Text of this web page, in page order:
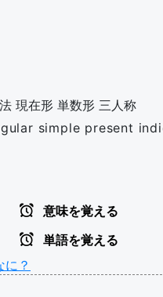
現在形 単数形 三人称
simple present
意味を覚える
単語を覚える
に？